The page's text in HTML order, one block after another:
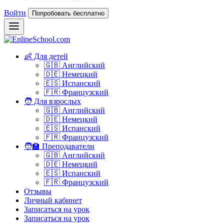
Войти Попробовать бесплатно
👶 Для детей
🇬🇧 Английский
🇩🇪 Немецкий
🇪🇸 Испанский
🇫🇷 Французский
🧑 Для взрослых
🇬🇧 Английский
🇩🇪 Немецкий
🇪🇸 Испанский
🇫🇷 Французский
🧑‍🏫 Преподаватели
🇬🇧 Английский
🇩🇪 Немецкий
🇪🇸 Испанский
🇫🇷 Французский
Отзывы
Личный кабинет
Записаться на урок
Записаться на урок